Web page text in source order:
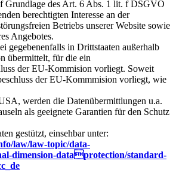
Grundlage des Art. 6 Abs. 1 lit. f DSGVO
berechtigten Interesse an der
Betriebs unserer Website sowie
Angebotes.
gegebenenfalls in Drittstaaten außerhalb
übermittelt, für die ein
der EU-Kommision vorliegt. Soweit
der EU-Kommmision vorliegt, wie
werden die Datenübermittlungen u.a.
als geeignete Garantien für den Schutz
gestützt, einsehbar unter:
law/law-topic/data-
dimension-dataprotection/standard-